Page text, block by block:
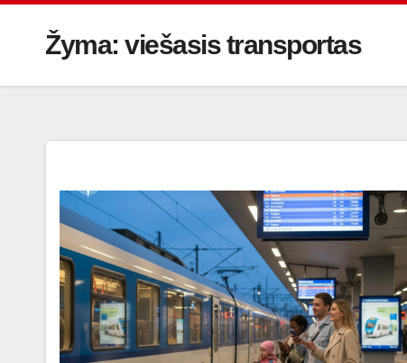
Žyma: viešasis transportas